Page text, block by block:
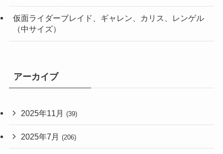
仮面ライダーブレイド、ギャレン、カリス、レンゲル
（中サイズ）
アーカイブ
2025年11月 (39)
2025年7月 (206)